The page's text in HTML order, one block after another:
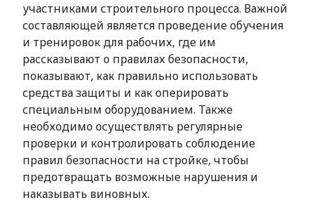
участниками строительного процесса. Важной
составляющей является проведение обучения
и тренировок для рабочих, где им
рассказывают о правилах безопасности,
показывают, как правильно использовать
средства защиты и как оперировать
специальным оборудованием. Также
необходимо осуществлять регулярные
проверки и контролировать соблюдение
правил безопасности на стройке, чтобы
предотвращать возможные нарушения и
наказывать виновных.